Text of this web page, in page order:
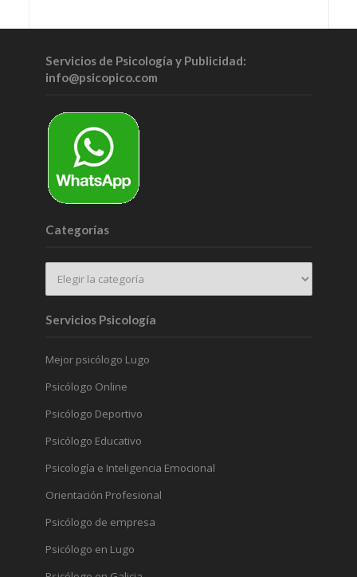
Servicios de Psicología y Publicidad:
info@psicopico.com
Categorías
Servicios Psicología
Mejor psicólogo Lugo
Psicólogo Online
Psicólogo Deportivo
Psicólogo Educativo
Psicología e Inteligencia Emocional
Orientación Profesional
Psicólogo de empresa
Psicólogo en Lugo